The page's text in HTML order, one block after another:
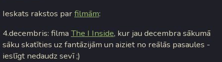
Ieskats rakstos parfilmām:
4.decembris: filma The I Inside, kur jau decembra sākumā
sāku skatīties uz fantāzijām un aiziet no reālās pasaules -
ieslīgt nedaudz sevī ;)